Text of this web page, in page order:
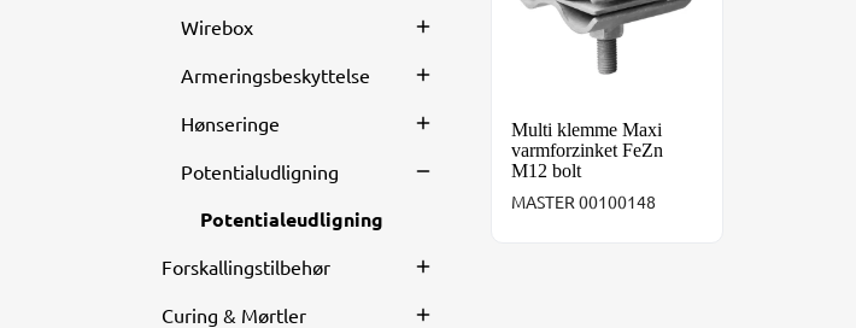
Wirebox
Armeringsbeskyttelse
Hønseringe
Potentialudligning
Potentialeudligning
Forskallingstilbehør
Curing & Mørtler
Multi klemme Maxi
varmforzinket FeZn
M12 bolt
MASTER 00100148